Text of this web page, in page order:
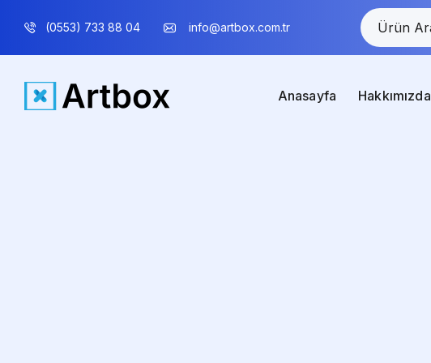
(0553) 733 88 04 info@artbox.com.tr
Anasayfa Hakkımızda